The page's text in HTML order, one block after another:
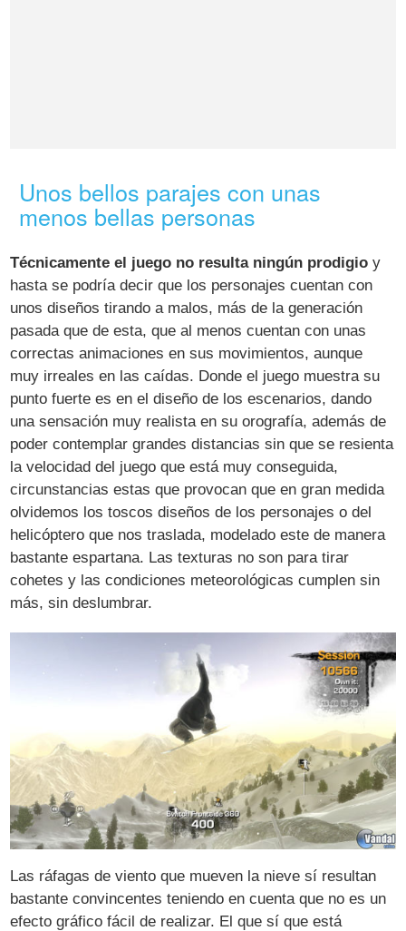
Unos bellos parajes con unas
menos bellas personas
Técnicamente el juego no resulta ningún prodigio y
hasta se podría decir que los personajes cuentan con
unos diseños tirando a malos, más de la generación
pasada que de esta, que al menos cuentan con unas
correctas animaciones en sus movimientos, aunque
muy irreales en las caídas. Donde el juego muestra su
punto fuerte es en el diseño de los escenarios, dando
una sensación muy realista en su orografía, además de
poder contemplar grandes distancias sin que se resienta
la velocidad del juego que está muy conseguida,
circunstancias estas que provocan que en gran medida
olvidemos los toscos diseños de los personajes o del
helicóptero que nos traslada, modelado este de manera
bastante espartana. Las texturas no son para tirar
cohetes y las condiciones meteorológicas cumplen sin
más, sin deslumbrar.
Las ráfagas de viento que mueven la nieve sí resultan
bastante convincentes teniendo en cuenta que no es un
efecto gráfico fácil de realizar. El que sí que está